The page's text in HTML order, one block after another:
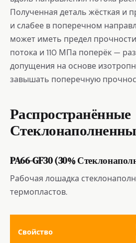
Полученная деталь жёсткая и
и слабее в поперечном
может иметь предел
потока и 110 МПа поперёк —
допущения на основе
завышать поперечную
Распространённые
PA66-GF30 (30%
Рабочая лошадка
термопластов.
Свойство